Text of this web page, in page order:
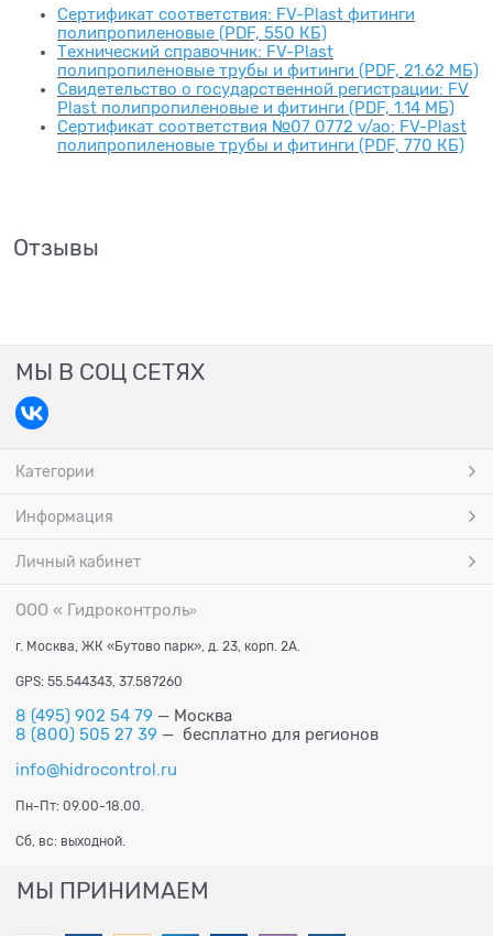
Сертификат соответствия: FV-Plast фитинги
полипропиленовые (PDF, 550 КБ)
Технический справочник: FV-Plast
полипропиленовые трубы и фитинги (PDF, 21.62 МБ)
Свидетельство о государственной регистрации: FV
Plast полипропиленовые и фитинги (PDF, 1.14 МБ)
Сертификат соответствия №07 0772 v/ao: FV-Plast
полипропиленовые трубы и фитинги (PDF, 770 КБ)
Отзывы
МЫ В СОЦ СЕТЯХ
Категории
Информация
Личный кабинет
ООО « Гидроконтроль»
г. Москва, ЖК «Бутово парк», д. 23, корп. 2А.
GPS: 55.544343, 37.587260
8 (495) 902 54 79 — Москва
8 (800) 505 27 39 — бесплатно для регионов
info@hidrocontrol.ru
Пн-Пт: 09.00-18.00.
Сб, вс: выходной.
МЫ ПРИНИМАЕМ